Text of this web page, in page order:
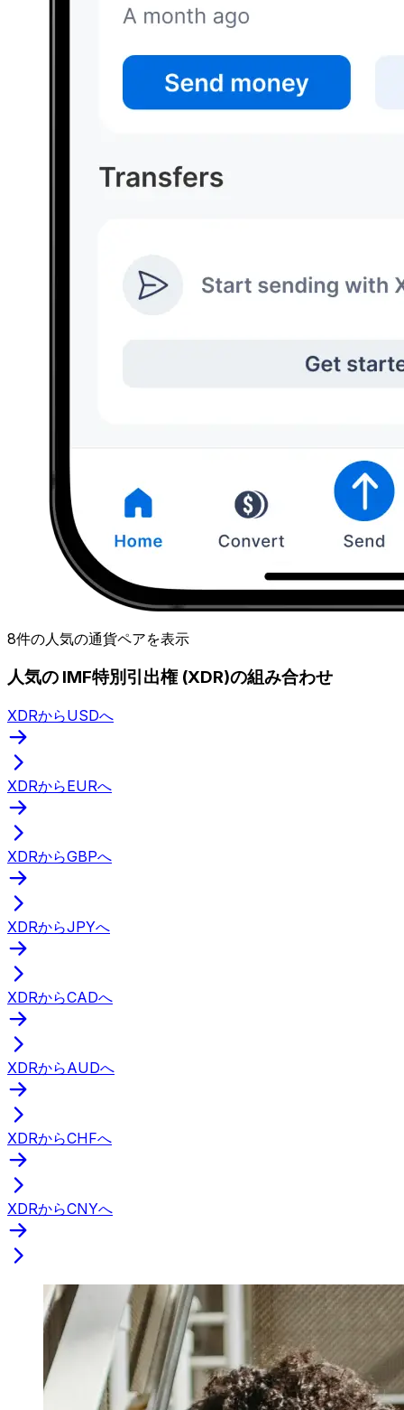
8件の人気の通貨ペアを表示
人気の IMF特別引出権 (XDR)の組み合わせ
XDRからUSDへ
XDRからEURへ
XDRからGBPへ
XDRからJPYへ
XDRからCADへ
XDRからAUDへ
XDRからCHFへ
XDRからCNYへ